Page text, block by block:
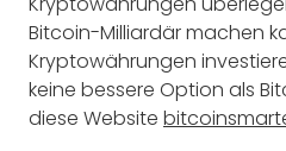
Bitcoin-Milliardär machen
Kryptowährungen
keine bessere Option als
diese Website